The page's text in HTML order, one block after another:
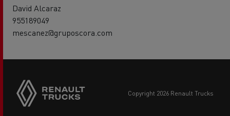
David Alcaraz
955189049
mescanez@gruposcora.com
copyright 2026 Renault Trucks